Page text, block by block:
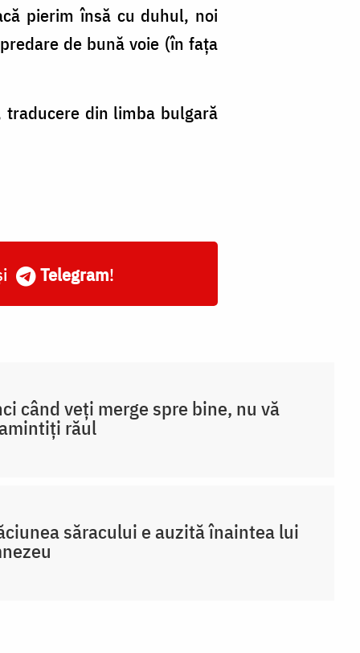
pierim însă cu duhul, noi
de bună voie (în fața
traducere din limba bulgară
Telegram!
când veți merge spre bine, nu vă
răul
săracului e auzită înaintea lui